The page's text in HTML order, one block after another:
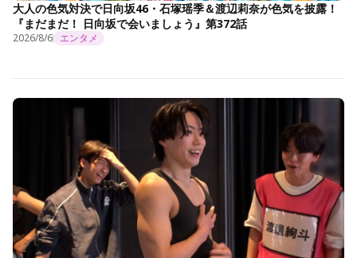
大人の色気対決で日向坂46・石塚瑶季＆渡辺莉奈が色気を披露！
『まだまだ！ 日向坂で会いましょう』第372話
2026/8/6 エンタメ